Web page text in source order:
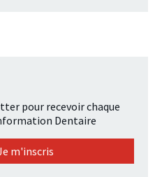
pour recevoir chaque
Dentaire
m'inscris